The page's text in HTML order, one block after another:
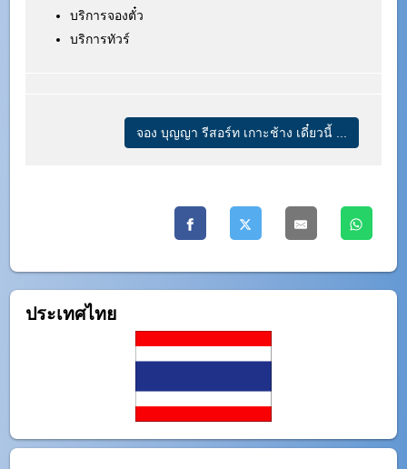
บริการจองตั๋ว
บริการทัวร์
จอง บุญญา รีสอร์ท เกาะช้าง เดี๋ยวนี้ ...
ประเทศไทย